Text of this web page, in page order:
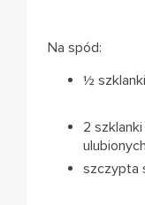
Na spód:
½
2
ulubionych
szczypta